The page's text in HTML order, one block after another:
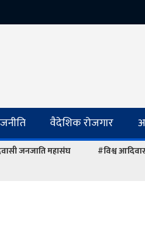
वैदेशिक रोजगार
जनजाति महासंघ #विश्व